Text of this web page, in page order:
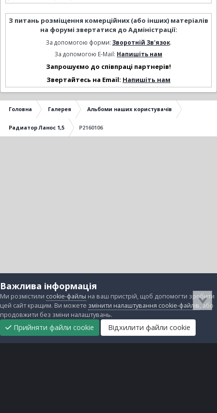
З питань розміщення комерційних (або інших) матеріалів
на форумі звертатися до Адміністрації:
За допомогою форми: Зворотній Зв'язок.
За допомогою E-Mail: Напишіть нам
Запрошуємо до співпраці партнерів!
Звертайтесь на Email: Напишіть нам
Головна Галерея Альбоми наших користувачів
Радиатор Ланос 1,5 P2160106
Важлива інформація
Ми розмістили cookie-файлы на ваш пристрій, щоб допомогти зробити
цей сайт кращим. Ви можете змінити налаштування cookie-файлів, або
продовжити без зміни налаштувань.
Прийняти файли cookie Відхилити файли cookie
Головна
Підтримати
нас
Прибрати
рекламу
Завантаження Непрочитані Реєстрація